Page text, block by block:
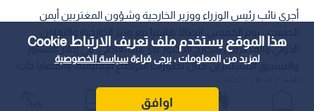
هذا الموقع يستخدم ملف تعريف الارتباط Cookie
لمزيد من المعلومات ، يرجى قراءةسياسة الخصوصية
اوافق
أجرى نائب رئيس الوزراء ووزير الخارجية وشؤون المغتربين أيمن
الدولي والمصريين بالخارج الدكتور بدر عبدالعاطي، في إطار التشاور
والتنسيق المستمرين حيال تطورات الأوضاع الإقليمية، والقضايا ذات